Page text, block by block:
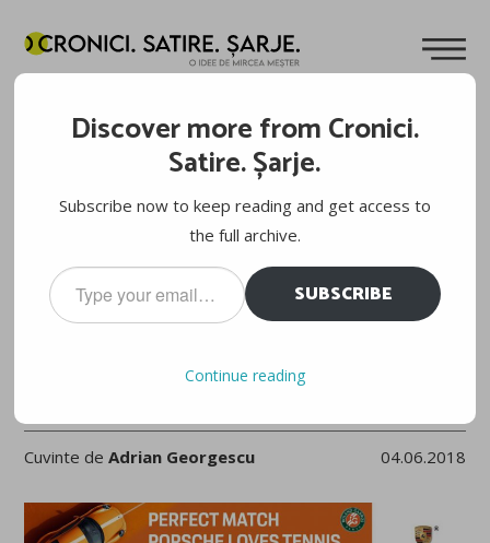
ROLAND GARROS 2018, FAZA PE TUȘĂ. REVERELE LUI
Cuvinte deAdrian Georgescu 04.06.2018
Discover more from Cronici.
Satire. Șarje.
Subscribe now to keep reading and get access to
the full archive.
Type
your
email…
SUBSCRIBE
Continue reading